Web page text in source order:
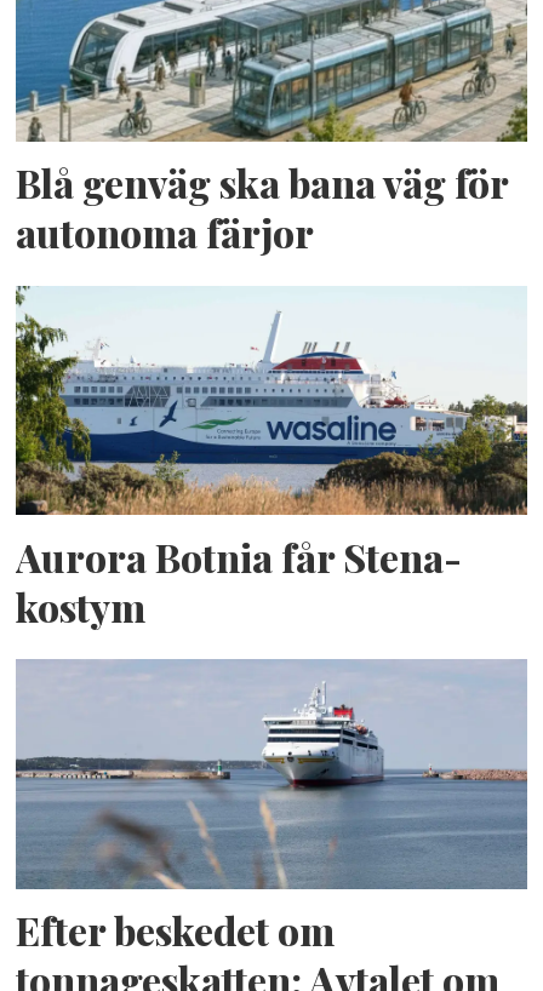
Blå genväg ska bana väg för
autonoma färjor
Aurora Botnia får Stena-
kostym
Efter beskedet om
tonnageskatten: Avtalet om